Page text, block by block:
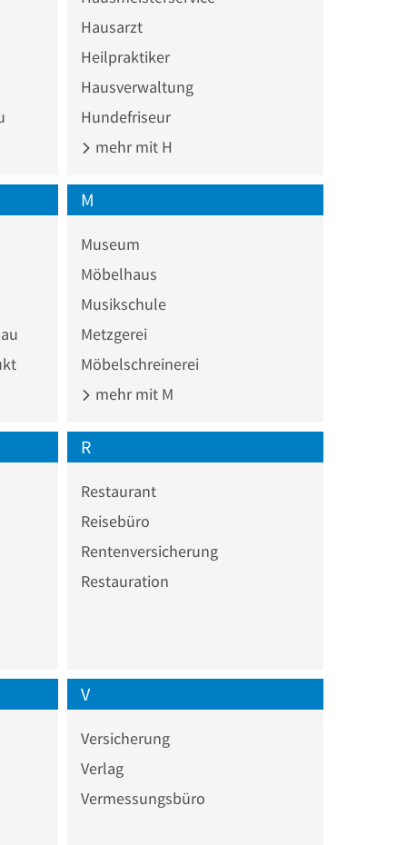
Hausarzt
Heilpraktiker
Hausverwaltung
Hundefriseur
mehr mit H
M
Museum
Möbelhaus
Musikschule
Metzgerei
Möbelschreinerei
mehr mit M
R
Restaurant
Reisebüro
Rentenversicherung
Restauration
V
Versicherung
Verlag
Vermessungsbüro